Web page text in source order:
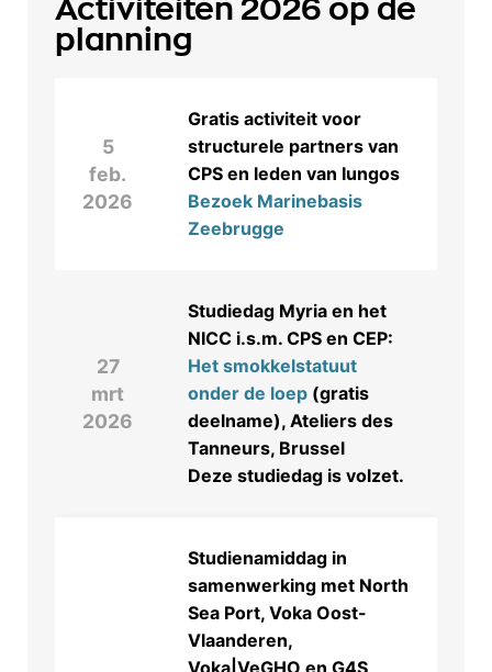
Activiteiten 2026 op de
planning
5
feb.
2026
Gratis activiteit voor
structurele partners van
CPS en leden van Iungos
Bezoek Marinebasis
Zeebrugge
27
mrt
2026
Studiedag Myria en het
NICC i.s.m. CPS en CEP:
Het smokkelstatuut
onder de loep (gratis
deelname), Ateliers des
Tanneurs, Brussel
Deze studiedag is volzet.
Studienamiddag in
samenwerking met North
Sea Port, Voka Oost-
Vlaanderen,
Voka|VeGHO en G4S